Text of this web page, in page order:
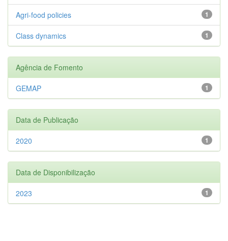
1
Agri-food policies
1
Class dynamics
Agência de Fomento
1
GEMAP
Data de Publicação
1
2020
Data de Disponibilização
1
2023